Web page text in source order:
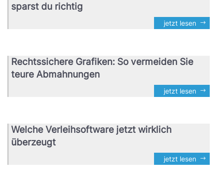
sparst du richtig
jetzt lesen
Rechtssichere Grafiken: So vermeiden Sie
teure Abmahnungen
jetzt lesen
Welche Verleihsoftware jetzt wirklich
überzeugt
jetzt lesen